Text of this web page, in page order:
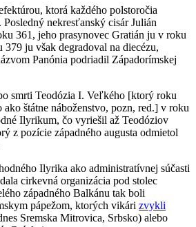
ktorá každého polstoročia
nekresťanský cisár Julián
361, jeho prasynovec Gratián ju v roku
ju však degradoval na diecézu,
Panónia podriadil Západorímskej
smrti Teodózia I. Veľkého [ktorý roku
štátne náboženstvo, pozn, red.] v roku
Ilyrikum, čo vyriešil až Teodóziov
z pozície západného augusta odmietol
Ilyrika ako administratívnej súčasti
cirkevná organizácia pod stolec
západného Balkánu tak boli
pápežom, ktorých vikári zvykli
Sremska Mitrovica, Srbsko) alebo